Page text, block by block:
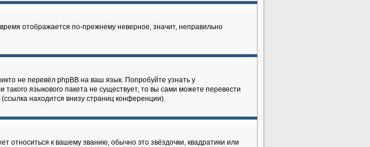
отображается по-прежнему неверное, значит, неправильно
не перевёл phpBB на ваш язык. Попробуйте узнать у
языкового пакета не существует, то вы сами можете перевести
находится внизу страниц конференции).
относиться к вашему званию, обычно это звёздочки, квадратики или